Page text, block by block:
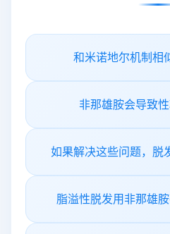
和米诺地尔机制相
非那雄胺会导致
如果解决这些问题，脱
脂溢性脱发用非那雄